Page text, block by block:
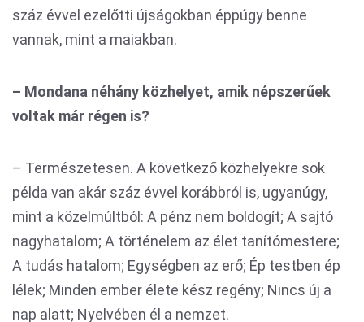
száz évvel ezelőtti újságokban éppúgy benne
vannak, mint a maiakban.
– Mondana néhány közhelyet, amik népszerűek
voltak már régen is?
– Természetesen. A következő közhelyekre sok
példa van akár száz évvel korábbról is, ugyanúgy,
mint a közelmúltból: A pénz nem boldogít; A sajtó
nagyhatalom; A történelem az élet tanítómestere;
A tudás hatalom; Egységben az erő; Ép testben ép
lélek; Minden ember élete kész regény; Nincs új a
nap alatt; Nyelvében él a nemzet.